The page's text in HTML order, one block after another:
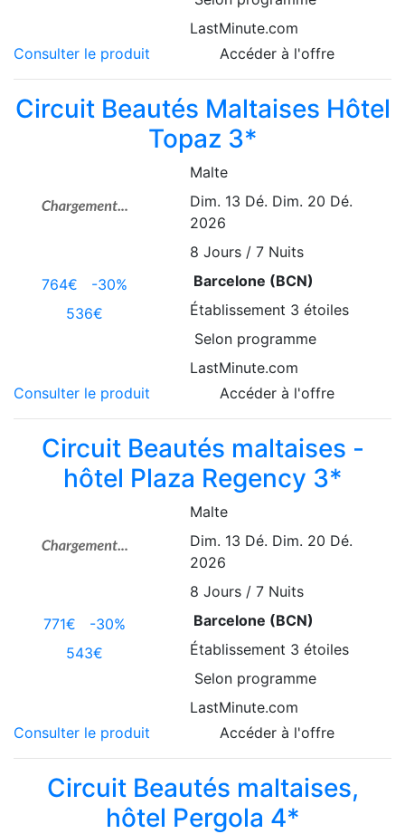
LastMinute.com
Consulter le produit
Accéder à l'offre
Circuit Beautés Maltaises Hôtel
Topaz 3*
764€ -30%
536€
Malte
Dim. 13 Dé. Dim. 20 Dé.
2026
8 Jours / 7 Nuits
Barcelone (BCN)
Établissement 3 étoiles
Selon programme
LastMinute.com
Consulter le produit
Accéder à l'offre
Circuit Beautés maltaises -
hôtel Plaza Regency 3*
771€ -30%
543€
Malte
Dim. 13 Dé. Dim. 20 Dé.
2026
8 Jours / 7 Nuits
Barcelone (BCN)
Établissement 3 étoiles
Selon programme
LastMinute.com
Consulter le produit
Accéder à l'offre
Circuit Beautés maltaises,
hôtel Pergola 4*